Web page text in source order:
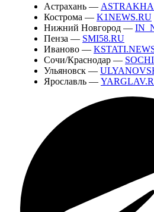
Астрахань —
Кострома — K1NEWS.RU
Нижний Новгород —
Пенза — SMI58.RU
Иваново —
Сочи/Краснодар —
Ульяновск —
Ярославль —